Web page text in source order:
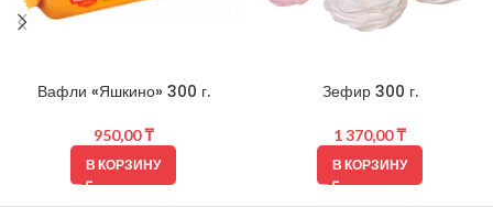
Вафли «Яшкино» 300 г.
950,00₸
В КОРЗИНУ
Зефир 300 г.
1 370,00₸
В КОРЗИНУ